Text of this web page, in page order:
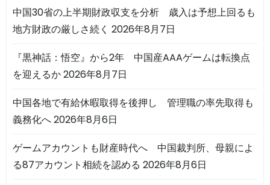
中国30省の上半期財政収支を分析 歳入は予想上回るも
地方財政の厳しさ続く 2026年8月7日
『黒神話：悟空』から2年 中国産AAAゲームは転換点
を迎えるか2026年8月7日
中国各地で有給休暇取得を後押し 管理職の率先取得も
義務化へ2026年8月6日
ゲームアカウントも財産時代へ 中国裁判所、母親によ
る87アカウント相続を認める 2026年8月6日